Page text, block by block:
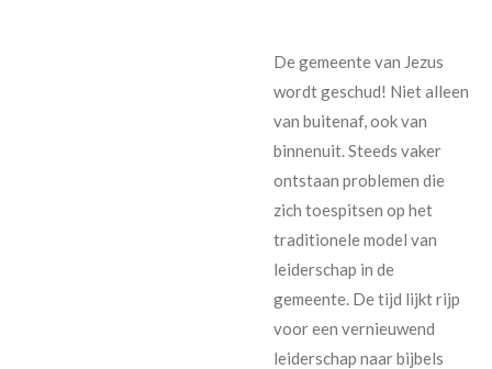
De gemeente van Jezus
wordt geschud! Niet alleen
van buitenaf, ook van
binnenuit. Steeds vaker
ontstaan problemen die
zich toespitsen op het
traditionele model van
leiderschap in de
gemeente. De tijd lijkt rijp
voor een vernieuwend
leiderschap naar bijbels